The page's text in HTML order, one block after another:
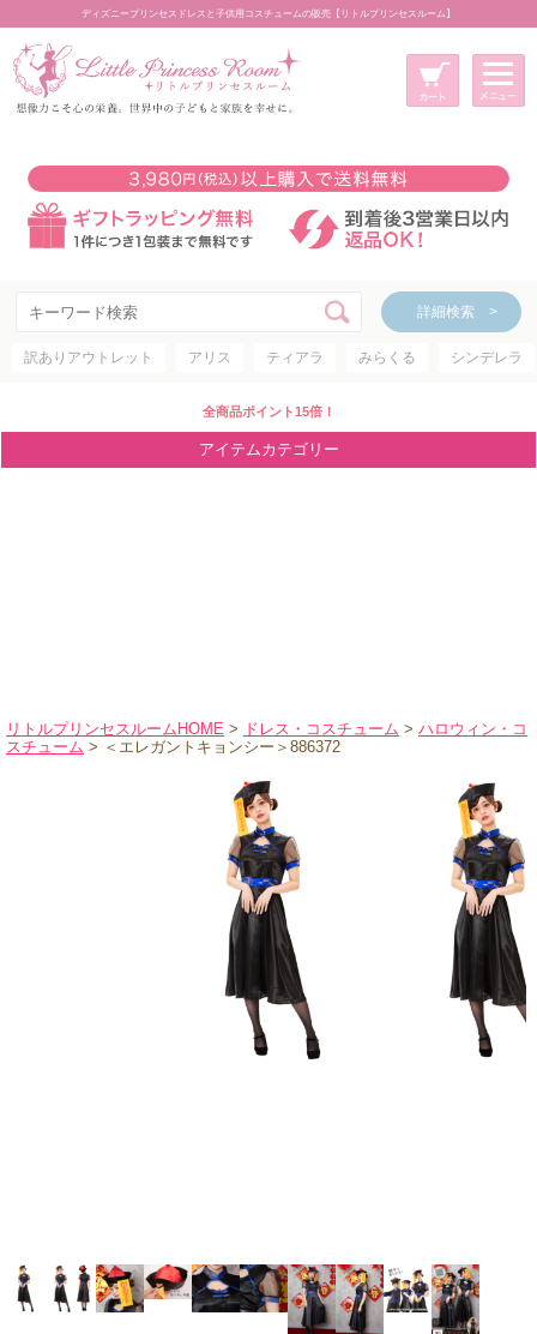
ディズニープリンセスドレスと子供用コスチュームの販売【リトルプリンセスルーム】
詳細検索 >
訳ありアウトレット アリス ティアラ みらくる シンデレラ
全商品ポイント15倍！
アイテムカテゴリー
リトルプリンセスルームHOME > ドレス・コスチューム > ハロウィン・コ
スチューム > ＜エレガントキョンシー＞886372
新規会員登録
マイページ
カート
詳細検索 >
アイテムカテゴリー
ディズニープリンセス
ディズニキャラクター
アウトレット
ショッピングインフォメーション
会社概要
お支払・送料
返品・交換
サイズの測り方
よくあるご質問
レビューを見る
当店は持続可能な開発目標「SDGs」を推進しています。